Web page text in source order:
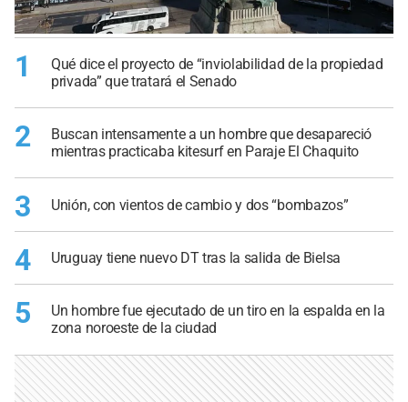
1
Qué dice el proyecto de “inviolabilidad de la propiedad
privada” que tratará el Senado
2
Buscan intensamente a un hombre que desapareció
mientras practicaba kitesurf en Paraje El Chaquito
3 Unión, con vientos de cambio y dos “bombazos”
4 Uruguay tiene nuevo DT tras la salida de Bielsa
5
Un hombre fue ejecutado de un tiro en la espalda en la
zona noroeste de la ciudad